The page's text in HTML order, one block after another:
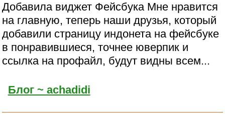
Добавила виджет Фейсбука Мне нравится
на главную, теперь наши друзья, который
добавили страницу индонета на фейсбуке
в понравившиеся, точнее юверпик и
ссылка на профайл, будут видны всем...
Блог ~ achadidi